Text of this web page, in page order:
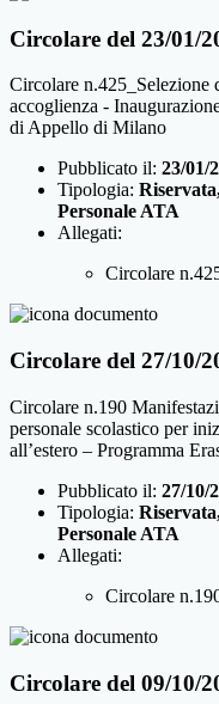
Circolare del 23/01/
Circolare n.425_Selezione
accoglienza -
di Appello di Milano
Pubblicato il: 23/01/
Tipologia:
Personale ATA
Allegati:
Circolare
Circolare del 27/10/
Circolare n.190
personale scolastico per
all’estero – Programma
Pubblicato il: 27/10/
Tipologia:
Personale ATA
Allegati:
Circolare
Circolare del 09/10/